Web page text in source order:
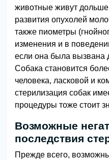
животные живут
развития опухолей
также пиометры
изменения и в
если она была вызвана
Собака становится
человека, ласковой и
стерилизация собак
процедуры тоже стоит
Возможные
последствия
Прежде всего,